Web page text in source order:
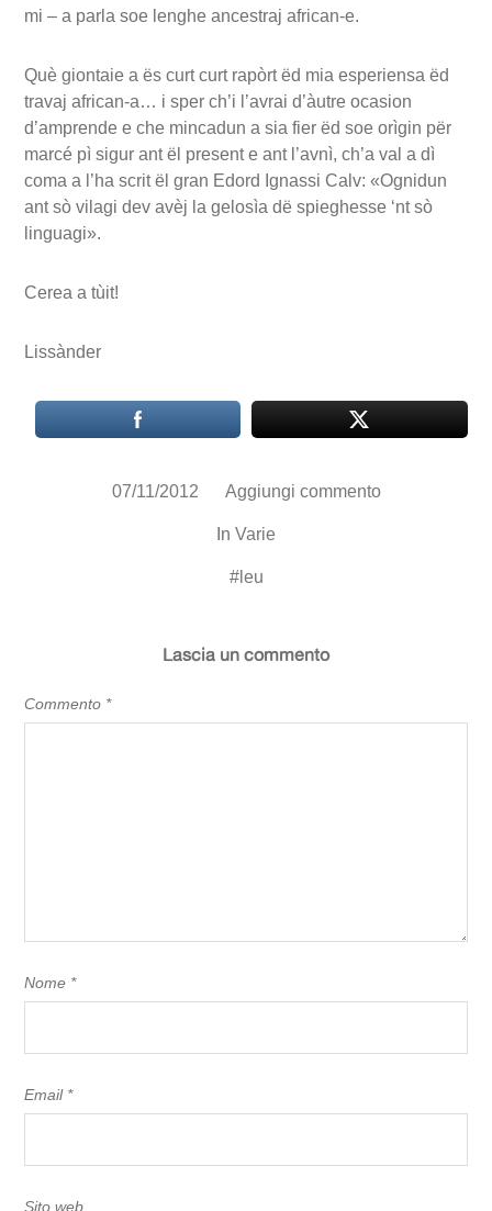
mi – a parla soe lenghe ancestraj african-e.
Què giontaie a ës curt curt rapòrt ëd mia esperiensa ëd
travaj african-a… i sper ch’i l’avrai d’àutre ocasion
d’amprende e che mincadun a sia fier ëd soe orìgin për
marcé pì sigur ant ël present e ant l’avnì, ch’a val a dì
coma a l’ha scrit ël gran Edord Ignassi Calv: «Ognidun
ant sò vilagi dev avèj la gelosìa dë spieghesse ‘nt sò
linguagi».
Cerea a tùit!
Lissànder
07/11/2012 Aggiungi commento
In Varie
#leu
Lascia un commento
Commento *
Nome *
Email *
Sito web